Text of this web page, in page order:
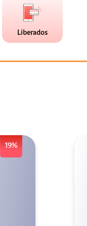
faceta
Liberados
19%